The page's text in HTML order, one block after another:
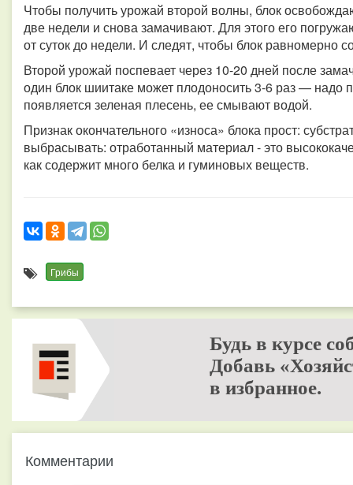
Чтобы получить урожай второй волны, блок
две недели и снова замачивают. Для этого его
от суток до недели. И следят, чтобы блок равномерно
Второй урожай поспевает через 10-20 дней после
один блок шиитаке может плодоносить 3-6 раз — надо
появляется зеленая плесень, ее смывают водой.
Признак окончательного «износа» блока прост:
выбрасывать: отработанный материал - это
как содержит много белка и гуминовых веществ.
Грибы
Будь в курсе
Добавь
в избранное.
Комментарии